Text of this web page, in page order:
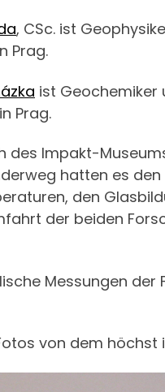
, CSc. ist
Prag.
ist Geochemiker
Prag.
des Impakt-
hatten es
den
der beiden
Messungen
von dem